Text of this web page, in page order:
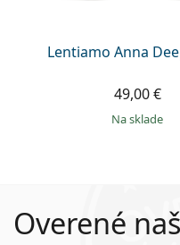
Lentiamo Anna
49,00 €
na sklade
Overené